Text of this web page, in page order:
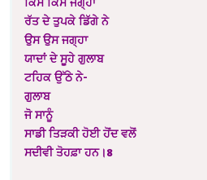
ਰੱਤ ਦੇ ਤੁਪਕੇ ਡਿੱਗੇ ਨੇ
ਉਸ ਉਸ ਜਗ੍ਹਾ
ਯਾਦਾਂ ਦੇ ਸੂਹੇ ਗੁਲਾਬ
ਟਹਿਕ ਉੱਠੇ ਨੇ-
ਗੁਲਾਬ
ਜੋ ਸਾਨੂੰ
ਸਾਡੀ ਤਿੜਕੀ ਹੋਈ ਹੋਂਦ ਵਲੋਂ
ਸਦੀਵੀ ਤੋਹਫ਼ਾ ਹਨ।8